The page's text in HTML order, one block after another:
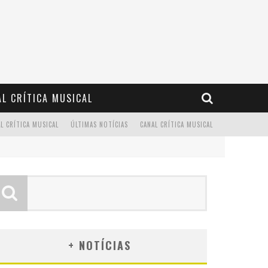
CRÍTICA MUSICAL
CANAL CRÍTICA MUSICAL
ÚLTIMAS NOTÍCIAS
CRÍTICA MUSICAL
+ NOTÍCIAS